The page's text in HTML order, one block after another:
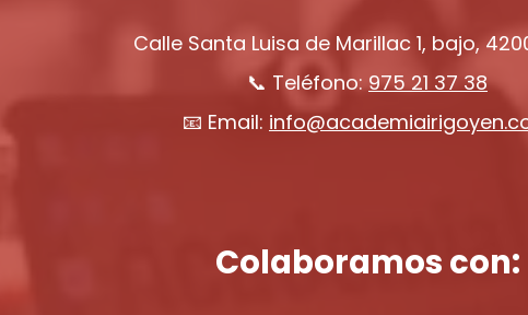
Calle Santa Luisa de Marillac 1, bajo,
📞 Teléfono: 975 21 37 38
📧 Email:
Colaboramos con: